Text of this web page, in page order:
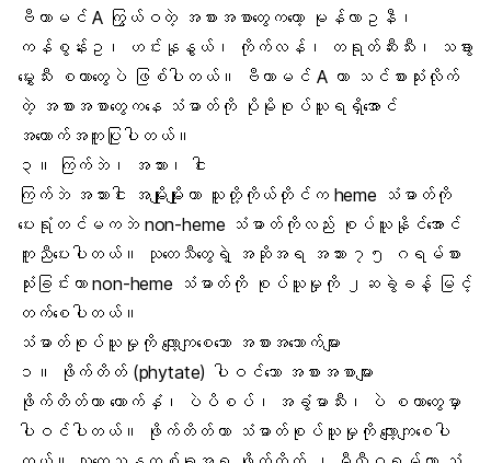
ဗီတာမင် A ကြွယ်ဝတဲ့ အစားအစာတွေကတော့ မုန်လာဥနီ၊
ကန်စွန်းဥ၊ ဟင်းနုနွယ်၊ ကိုက်လန်၊ တရုတ်ဆီးသီး၊ သခွား
မွှေးသီး စတာတွေပဲ ဖြစ်ပါတယ်။ ဗီတာမင် A ဟာ သင်စားသုံးလိုက်
တဲ့ အစားအစာတွေကနေ သံဓာတ်ကို ပိုမိုစုပ်ယူရရှိအောင်
အထောက်အကူပြုပါတယ်။
၃။ ကြက်ဘဲ၊ အသား၊ ငါး
ကြက်ဘဲ အသားငါး အမျိုးမျိုးဟာ သူတို့ကိုယ်တိုင်က heme သံဓာတ်ကို
ပေးရုံတင်မကဘဲ non-heme သံဓာတ်ကိုလည်း စုပ်ယူနိုင်အောင်
ကူညီပေးပါတယ်။ သုတေသီတွေရဲ့ အဆိုအရ အသား ၇၅ ဂရမ်စား
သုံးခြင်းဟာ non-heme သံဓာတ်ကို စုပ်ယူမှုကို ၂ဆခွဲခန့် မြင့်
တက်စေပါတယ်။
သံဓာတ်စုပ်ယူမှုကို လျော့ကျစေသော အစားအသောက်များ
၁။ ဖိုက်တိတ် (phytate) ပါဝင်သော အစားအစာများ
ဖိုက်တိတ်ဟာ ကောက်နှံ၊ ပဲပိစပ်၊ အခွံမာသီး၊ ပဲ စတာတွေမှာ
ပါဝင်ပါတယ်။ ဖိုက်တိတ်ဟာ သံဓာတ်စုပ်ယူမှုကို လျော့ကျစေပါ